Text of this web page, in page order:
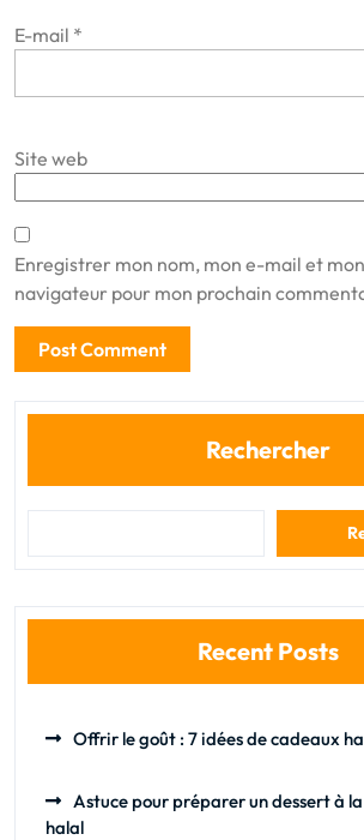
E-mail *
Site web
Enregistrer mon nom, mon e-mail et
navigateur pour mon prochain
Rechercher
Recent Posts
Offrir le goût : 7 idées de cadeaux
Astuce pour préparer un dessert à
halal